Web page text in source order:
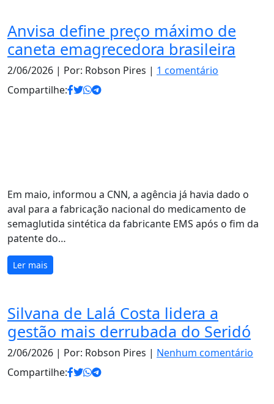
Anvisa define preço máximo de
caneta emagrecedora brasileira
2/06/2026 | Por: Robson Pires | 1 comentário
Compartilhe:
Em maio, informou a CNN, a agência já havia dado o
aval para a fabricação nacional do medicamento de
semaglutida sintética da fabricante EMS após o fim da
patente do…
Ler mais
Silvana de Lalá Costa lidera a
gestão mais derrubada do Seridó
2/06/2026 | Por: Robson Pires | Nenhum comentário
Compartilhe: